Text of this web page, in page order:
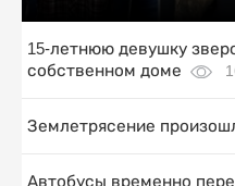
15-летнюю девушку
собственном доме
Землетрясение
Автобусы временно